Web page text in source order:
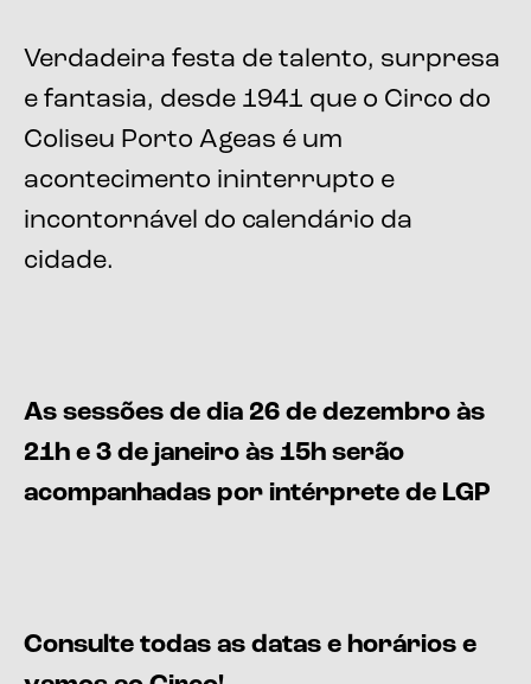
Verdadeira festa de talento, surpresa
e fantasia, desde 1941 que o Circo do
Coliseu Porto Ageas é um
acontecimento ininterrupto e
incontornável do calendário da
cidade.
As sessões de dia 26 de dezembro às
21h e 3 de janeiro às 15h serão
acompanhadas por intérprete de LGP
Consulte todas as datas e horários e